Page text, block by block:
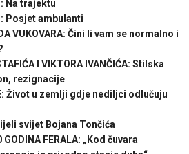
Na trajektu
Posjet ambulanti
VUKOVARA: Čini li vam se normalno i
I VIKTORA IVANČIĆA: Stilska
rezignacije
Život u zemlji gdje nediljci odlučuju
svijet Bojana Tončića
GODINA FERALA: „Kod čuvara